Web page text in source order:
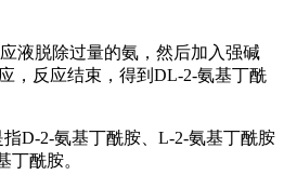
液脱除过量的氨，然后加入强碱
，反应结束，得到DL-2-氨基丁酰
D-2-氨基丁酰胺、L-2-氨基丁酰胺
丁酰胺。